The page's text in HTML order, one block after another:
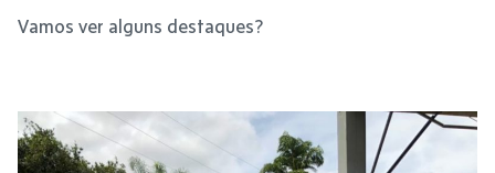
Vamos ver alguns destaques?